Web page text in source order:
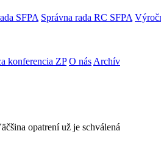
SFPA Správna rada RC SFPA
konferencia ZP O nás Archív
opatrení už je schválená